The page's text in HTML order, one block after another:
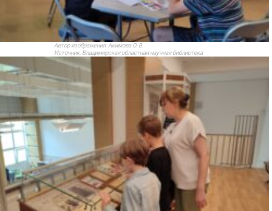
Автор изображения:Акимова О. В.
Источник:Владимирская областная научная библиотека